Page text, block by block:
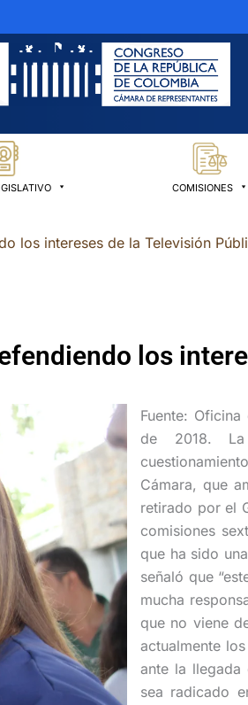
COMISIONES
los intereses de la Televisión
los
Fuente:
de 2018. La
Cámara, que
retirado por el
comisiones
que ha sido
señaló que
mucha
que no viene
actualmente
ante la llegada
sea radicado